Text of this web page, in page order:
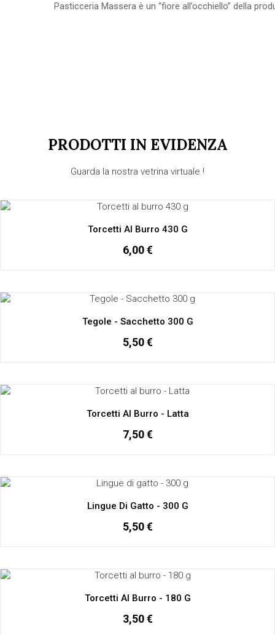
Pasticceria Massera è un “fiore all’occhiello” della
PRODOTTI IN EVIDENZA
Guarda la nostra vetrina virtuale !
Torcetti Al Burro 430 G
6,00 €
Tegole - Sacchetto 300 G
5,50 €
Torcetti Al Burro - Latta
7,50 €
Lingue Di Gatto - 300 G
5,50 €
Torcetti Al Burro - 180 G
3,50 €